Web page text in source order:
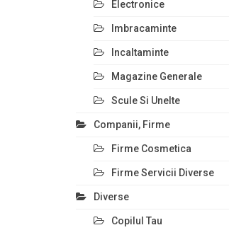
Electronice
Imbracaminte
Incaltaminte
Magazine Generale
Scule Si Unelte
Companii, Firme
Firme Cosmetica
Firme Servicii Diverse
Diverse
Copilul Tau